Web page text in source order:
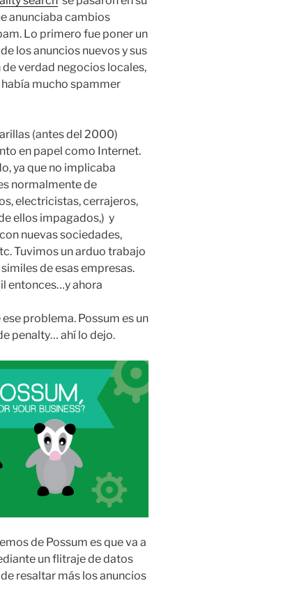
anunciaba cambios
Lo primero fue poner un
los anuncios nuevos y sus
verdad negocios locales,
mucho spammer
(antes del 2000)
en papel como Internet.
ya que no implicaba
normalmente de
electricistas, cerrajeros,
ellos impagados,) y
nuevas sociedades,
Tuvimos un arduo trabajo
de esas empresas.
entonces…y ahora
problema. Possum es un
penalty… ahí lo dejo.
de Possum es que va a
un flitraje de datos
resaltar más los anuncios